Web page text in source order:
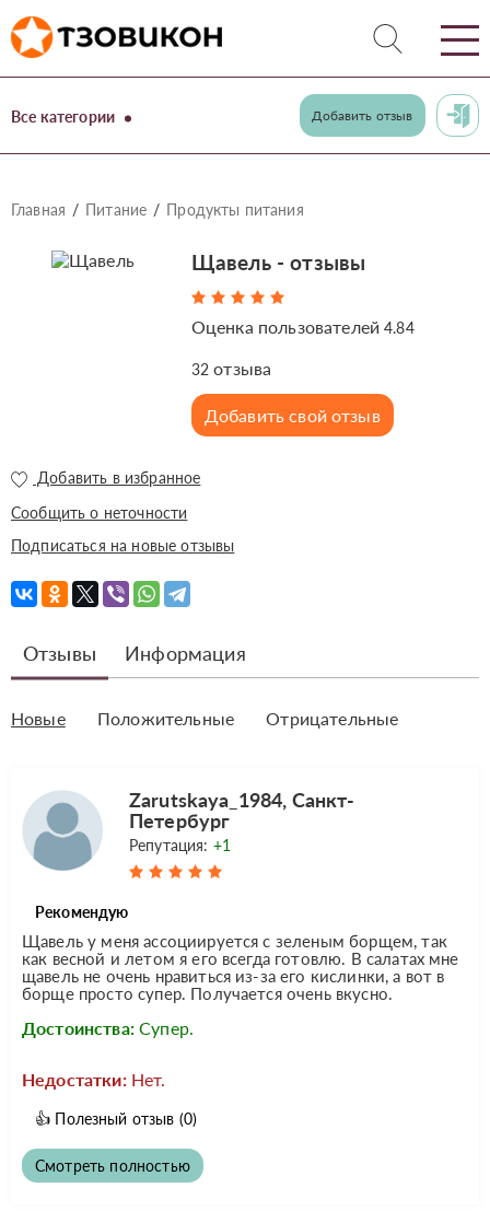
Все категории Добавить отзыв
Главная Питание Продукты питания
Щавель - отзывы
Оценка пользователей4.84
32 отзыва
Добавить свой отзыв
Добавить в избранное
Сообщить о неточности
Подписаться на новые отзывы
Отзывы Информация
Новые Положительные Отрицательные
Zarutskaya_1984, Санкт-
Петербург
Репутация: +1
Рекомендую
Щавель у меня ассоциируется с зеленым борщем, так
как весной и летом я его всегда готовлю. В салатах мне
щавель не очень нравиться из-за его кислинки, а вот в
борще просто супер. Получается очень вкусно.
Достоинства: Супер.
Недостатки: Нет.
👍 Полезный отзыв (0)
Смотреть полностью